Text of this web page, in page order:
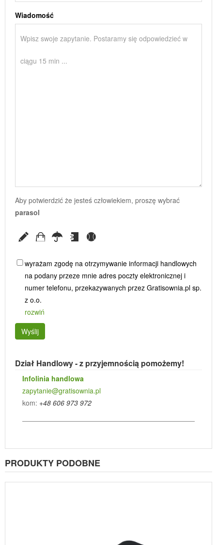
Wiadomość
Aby potwierdzić że jesteś człowiekiem, proszę wybrać
parasol
wyrażam zgodę na otrzymywanie informacji handlowych
na podany przeze mnie adres poczty elektronicznej i
numer telefonu, przekazywanych przez Gratisownia.pl sp.
z o.o.
rozwiń
Wyślij
Dział Handlowy - z przyjemnością pomożemy!
Infolinia handlowa
zapytanie@gratisownia.pl
kom: +48 606 973 972
PRODUKTY PODOBNE